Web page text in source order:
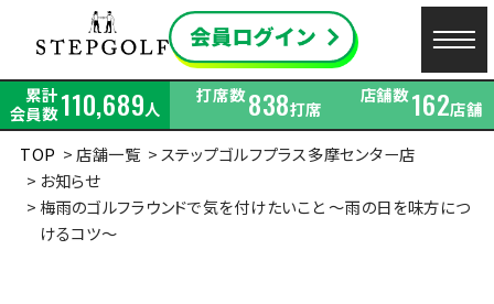
累計
会員数110,689人
打席数838打席
店舗数162店舗
TOP
店舗一覧
ステップゴルフプラス多摩センター店
お知らせ
梅雨のゴルフラウンドで気を付けたいこと ～雨の日を味方につ
けるコツ～